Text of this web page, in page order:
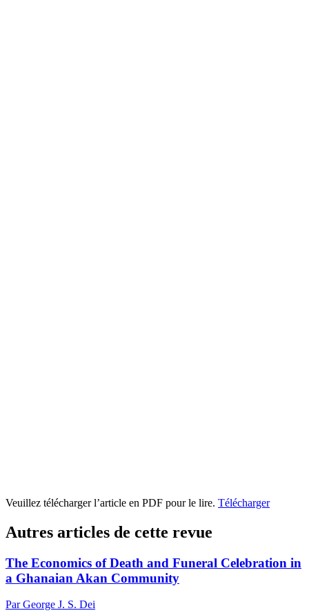
Veuillez télécharger l’article en PDF pour le lire. Télécharger
Autres articles de cette revue
The Economics of Death and Funeral Celebration in
a Ghanaian Akan Community
Par George J. S. Dei